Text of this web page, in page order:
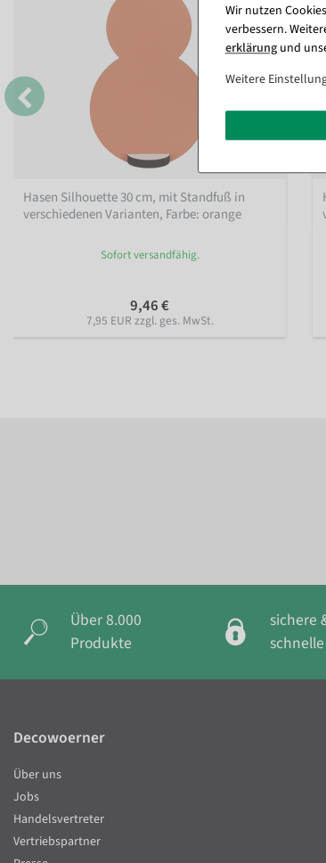
Hasen Silhouette 30 cm, mit Standfuß in
verschiedenen Varianten, Farbe: orange
Sofort versandfähig.
9,46 €
7,95 EUR zzgl. ges. MwSt.
Über 8.000
Produkte
sichere
Wir nutzen
verbessern.
erklärung und
Weitere
Decowoerner
Über uns
Jobs
Handelsvertreter
Vertriebspartner